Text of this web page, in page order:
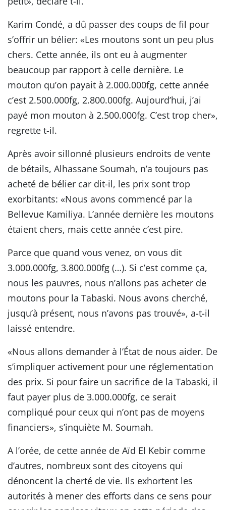
Karim Condé, a dû passer des coups de fil pour
s’offrir un bélier: «Les moutons sont un peu plus
chers. Cette année, ils ont eu à augmenter
beaucoup par rapport à celle dernière. Le
mouton qu’on payait à 2.000.000fg, cette année
c’est 2.500.000fg, 2.800.000fg. Aujourd’hui, j’ai
payé mon mouton à 2.500.000fg. C’est trop cher»,
regrette t-il.
Après avoir sillonné plusieurs endroits de vente
de bétails, Alhassane Soumah, n’a toujours pas
acheté de bélier car dit-il, les prix sont trop
exorbitants: «Nous avons commencé par la
Bellevue Kamiliya. L’année dernière les moutons
étaient chers, mais cette année c’est pire.
Parce que quand vous venez, on vous dit
3.000.000fg, 3.800.000fg (…). Si c’est comme ça,
nous les pauvres, nous n’allons pas acheter de
moutons pour la Tabaski. Nous avons cherché,
jusqu’à présent, nous n’avons pas trouvé», a-t-il
laissé entendre.
«Nous allons demander à l’État de nous aider. De
s’impliquer activement pour une réglementation
des prix. Si pour faire un sacrifice de la Tabaski, il
faut payer plus de 3.000.000fg, ce serait
compliqué pour ceux qui n’ont pas de moyens
financiers», s’inquiète M. Soumah.
A l’orée, de cette année de Aïd El Kebir comme
d’autres, nombreux sont des citoyens qui
dénoncent la cherté de vie. Ils exhortent les
autorités à mener des efforts dans ce sens pour